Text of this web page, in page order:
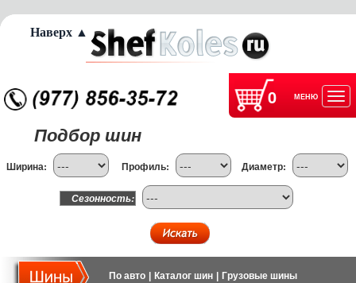
0 МЕНЮ
Подбор шин
Ширина: Профиль: Диаметр:
Сезонность:
По авто Каталог шин Грузовые шины
Наверх ▲